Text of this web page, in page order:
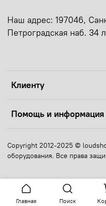
Клиенту
Помощь и информация
Наш адрес: 197046,
Петроградская наб. 34
Copyright 2012-2025 ©
оборудования. Все права
Главная Поиск